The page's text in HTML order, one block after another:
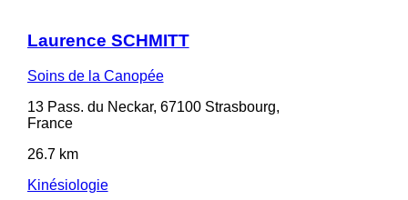
Laurence SCHMITT
Soins de la Canopée
13 Pass. du Neckar, 67100 Strasbourg,
France
26.7 km
Kinésiologie